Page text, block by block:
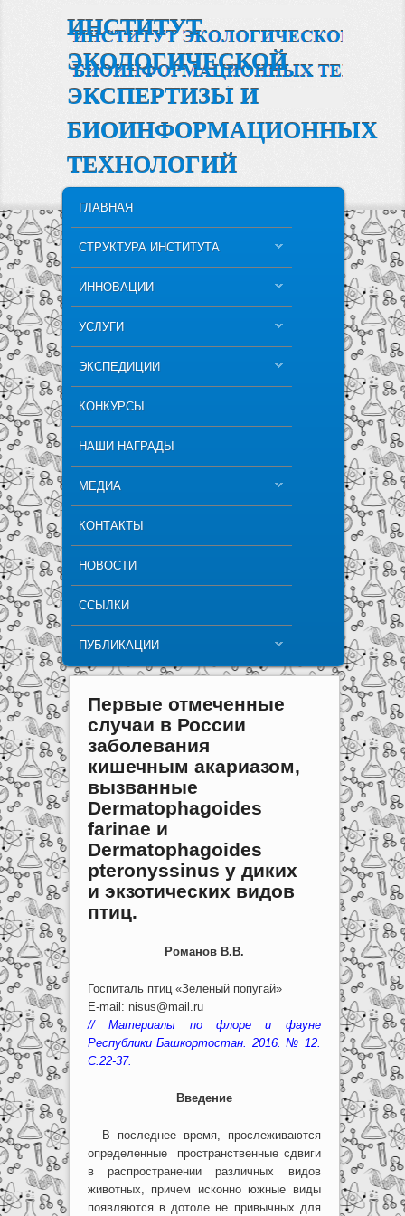
ИНСТИТУТ
ЭКОЛОГИЧЕСКОЙ
ЭКСПЕРТИЗЫ И
БИОИНФОРМАЦИОННЫХ
ТЕХНОЛОГИЙ
SKIP TO PRIMARY CONTENT
SKIP TO SECONDARY CONTENT
ГЛАВНАЯ
СТРУКТУРА ИНСТИТУТА
ИННОВАЦИИ
УСЛУГИ
ЭКСПЕДИЦИИ
КОНКУРСЫ
НАШИ НАГРАДЫ
МЕДИА
КОНТАКТЫ
НОВОСТИ
ССЫЛКИ
ПУБЛИКАЦИИ
Первые отмеченные
случаи в России
заболевания
кишечным акариазом,
вызванные
Dermatophagoides
farinae и
Dermatophagoides
pteronyssinus у диких
и экзотических видов
птиц.
Романов В.В.
Госпиталь птиц «Зеленый попугай»
E-mail: nisus@mail.ru
// Материалы по флоре и фауне
Республики Башкортостан. 2016. № 12.
C.22-37.
Введение
В последнее время, прослеживаются
определенные пространственные сдвиги
в распространении различных видов
животных, причем исконно южные виды
появляются в дотоле не привычных для